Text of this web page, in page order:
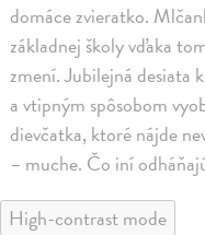
domáce zvieratko.
základnej školy vďaka
zmení. Jubilejná desiata
a vtipným spôsobom
dievčatka, ktoré nájde
– muche. Čo iní
High-contrast mode